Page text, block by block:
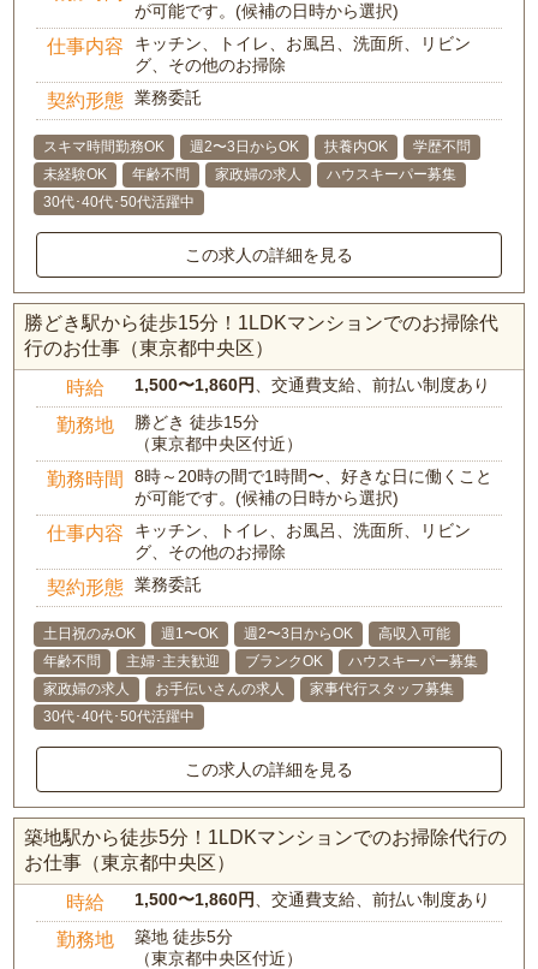
が可能です。(候補の日時から選択)
仕事内容
キッチン、トイレ、お風呂、洗面所、リビン
グ、その他のお掃除
契約形態 業務委託
スキマ時間勤務OK 週2〜3日からOK 扶養内OK
学歴不問
未経験OK
年齢不問 家政婦の求人
ハウスキーパー募集
30代･40代･50代活躍中
この求人の詳細を見る
勝どき駅から徒歩15分！1LDKマンションでのお掃除代
行のお仕事（東京都中央区）
時給 1,500〜1,860円 、交通費支給、前払い制度あり
勤務地
勝どき 徒歩15分
（東京都中央区付近）
勤務時間
8時～20時の間で1時間〜、好きな日に働くこと
が可能です。(候補の日時から選択)
仕事内容
キッチン、トイレ、お風呂、洗面所、リビン
グ、その他のお掃除
契約形態 業務委託
土日祝のみOK 週1〜OK 週2〜3日からOK
高収入可能
年齢不問
主婦･主夫歓迎 ブランクOK
ハウスキーパー募集
家政婦の求人
お手伝いさんの求人
家事代行スタッフ募集
30代･40代･50代活躍中
この求人の詳細を見る
築地駅から徒歩5分！1LDKマンションでのお掃除代行の
お仕事（東京都中央区）
時給 1,500〜1,860円 、交通費支給、前払い制度あり
勤務地
築地 徒歩5分
（東京都中央区付近）